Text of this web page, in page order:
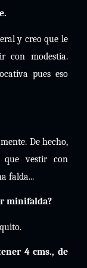
y creo que le
con modestia.
pues eso
De hecho,
vestir con
falda...
minifalda?
4 cms., de